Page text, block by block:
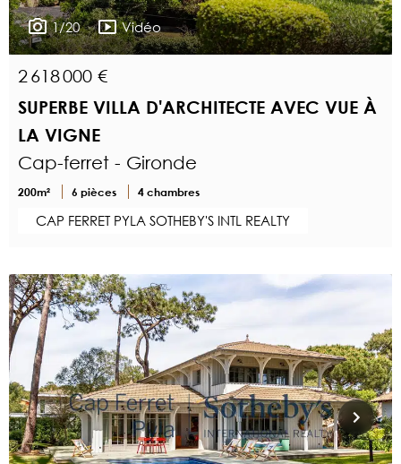
1/20 Vidéo
2 618 000 €
SUPERBE VILLA D'ARCHITECTE AVEC VUE À
LA VIGNE
Cap-ferret - Gironde
200m² 6 pièces 4 chambres
CAP FERRET PYLA SOTHEBY'S INTL REALTY